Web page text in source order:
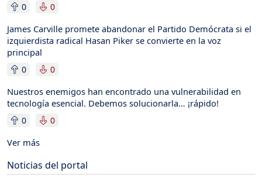
0 0
James Carville promete abandonar el Partido Demócrata si el
izquierdista radical Hasan Piker se convierte en la voz
principal
0 0
Nuestros enemigos han encontrado una vulnerabilidad en
tecnología esencial. Debemos solucionarla… ¡rápido!
0 0
Ver más
Noticias del portal